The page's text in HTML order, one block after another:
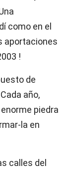
como en el
aportaciones
!
de
año,
enorme piedra
la en
calles del